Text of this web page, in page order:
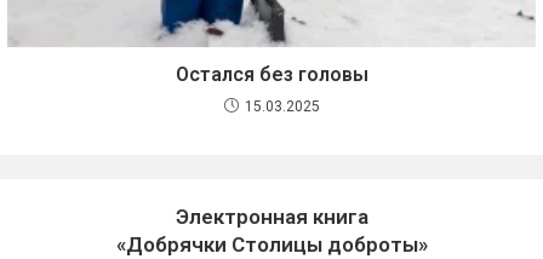
Остался без головы
15.03.2025
Электронная книга
«Добрячки Столицы доброты»